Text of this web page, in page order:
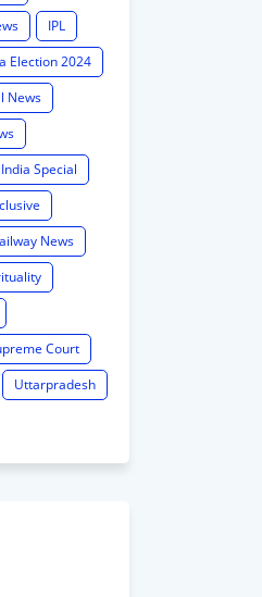
IPL
Election 2024
News
Special
News
Court
Uttarpradesh